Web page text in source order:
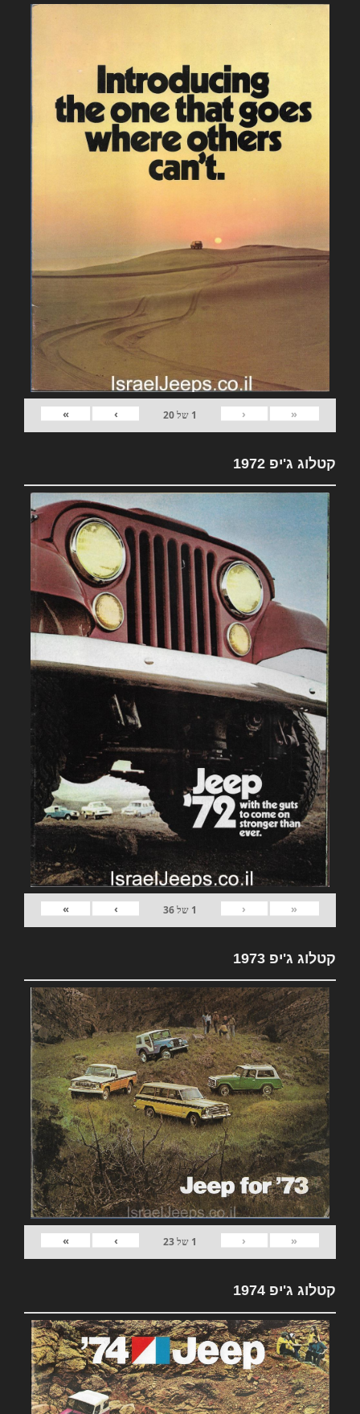
«
‹
1 של20
›
»
קטלוג ג'יפ 1972
«
‹
1 של36
›
»
קטלוג ג'יפ 1973
«
‹
1 של23
›
»
קטלוג ג'יפ 1974